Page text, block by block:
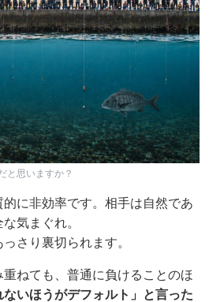
と思いますか？
に非効率です。相手は自然であ
気まぐれ。
さり裏切られます。
ねても、普通に負けることのほ
ないほうがデフォルト」と言った